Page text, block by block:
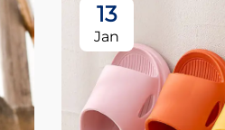
13
Jan